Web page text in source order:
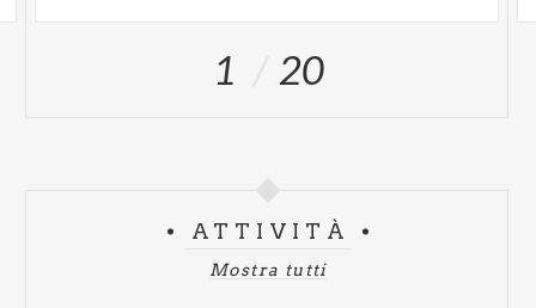
1 20
ATTIVITÀ
Mostra tutti